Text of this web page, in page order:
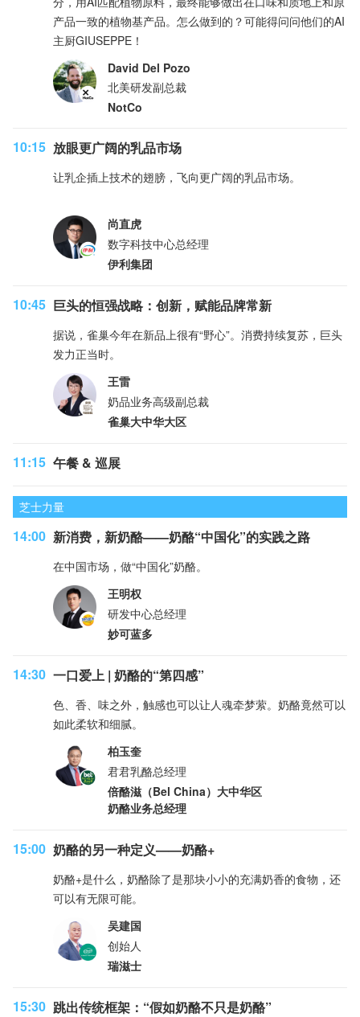
产品一致的植物基产品。怎么做到的？可能得问问他们的AI
主厨GIUSEPPE！
David Del Pozo
北美研发副总裁
NotCo
10:15 放眼更广阔的乳品市场
让乳企插上技术的翅膀，飞向更广阔的乳品市场。
尚直虎
数字科技中心总经理
伊利集团
10:45 巨头的恒强战略：创新，赋能品牌常新
据说，雀巢今年在新品上很有“野心”。消费持续复苏，巨头
发力正当时。
王雷
奶品业务高级副总裁
雀巢大中华大区
11:15 午餐 & 巡展
芝士力量
14:00 新消费，新奶酪——奶酪“中国化”的实践之路
在中国市场，做“中国化”奶酪。
王明权
研发中心总经理
妙可蓝多
14:30 一口爱上 | 奶酪的“第四感”
色、香、味之外，触感也可以让人魂牵梦萦。奶酪竟然可以
如此柔软和细腻。
柏玉奎
君君乳酪总经理
倍酪滋（Bel China）大中华区
奶酪业务总经理
15:00 奶酪的另一种定义——奶酪+
奶酪+是什么，奶酪除了是那块小小的充满奶香的食物，还
可以有无限可能。
吴建国
创始人
瑞滋士
15:30 跳出传统框架：“假如奶酪不只是奶酪”